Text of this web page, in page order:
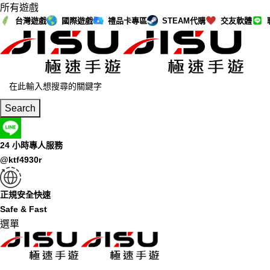
所有遊戲
台灣遊戲 國際遊戲 禮品卡專區 STEAM代購 交友軟體
Search
24 小時專人服務
@ktf4930r
正規安全快速
Safe & Fast
選單